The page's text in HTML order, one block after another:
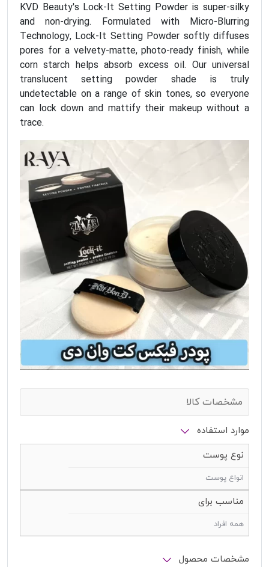
KVD Beauty's Lock-It Setting Powder is super-silky
and non-drying. Formulated with Micro-Blurring
Technology, Lock-It Setting Powder softly diffuses
pores for a velvety-matte, photo-ready finish, while
corn starch helps absorb excess oil. Our universal
translucent setting powder shade is truly
undetectable on a range of skin tones, so everyone
can lock down and mattify their makeup without a
trace.
مشخصات کالا
موارد استفاده
نوع پوست
انواع پوست
مناسب برای
همه افراد
مشخصات محصول